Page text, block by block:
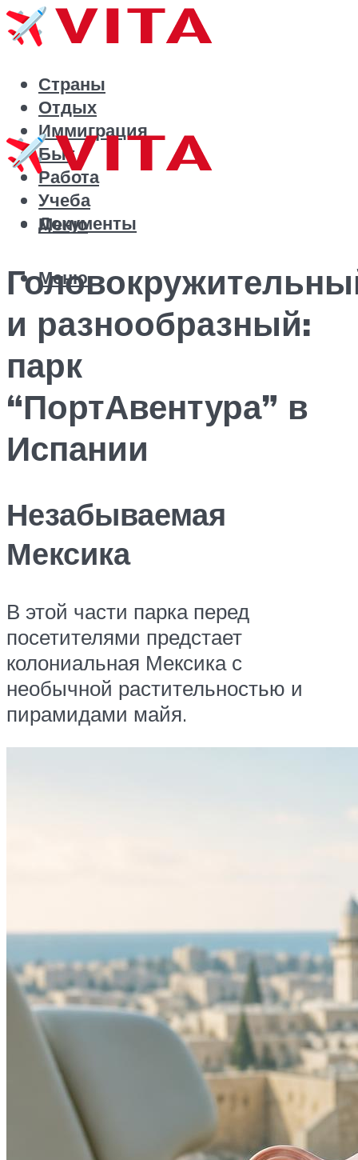
Страны
Отдых
Иммиграция
Быт
Работа
Учеба
Документы
Меню
Меню
и разнообразный:
парк
“ПортАвентура” в
Испании
Незабываемая
Мексика
В этой части парка перед
посетителями предстает
колониальная Мексика с
необычной растительностью и
пирамидами майя.